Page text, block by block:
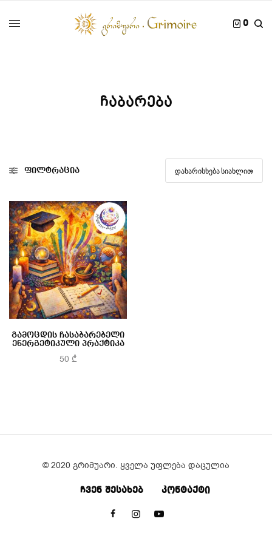
0
ჩაბარება
ფილტრაცია
გამოცდის ჩასაბარებელი
ენერგეტიკული პრაქტიკა
50 ₾
© 2020 გრიმუარი. ყველა უფლება დაცულია
ᲩᲕᲔᲜ ᲨᲔᲡᲐᲮᲔᲑ ᲙᲝᲜᲢᲐᲥᲢᲘ